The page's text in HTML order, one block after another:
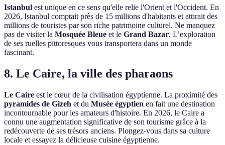
Istanbul est unique en ce sens qu'elle relie l'Orient et l'Occident. En
2026, Istanbul comptait près de 15 millions d'habitants et attirait des
millions de touristes par son riche patrimoine culturel. Ne manquez
pas de visiter la Mosquée Bleue et le Grand Bazar. L’exploration
de ses ruelles pittoresques vous transportera dans un monde
fascinant.
8. Le Caire, la ville des pharaons
Le Caire est le cœur de la civilisation égyptienne. La proximité des
pyramides de Gizeh et du Musée égyptien en fait une destination
incontournable pour les amateurs d'histoire. En 2026, le Caire a
connu une augmentation significative de son tourisme grâce à la
redécouverte de ses trésors anciens. Plongez-vous dans sa culture
locale et essayez la délicieuse cuisine égyptienne.